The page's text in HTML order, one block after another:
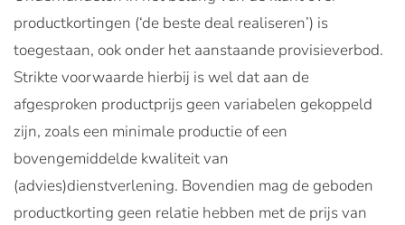
productkortingen (‘de beste deal realiseren’) is
toegestaan, ook onder het aanstaande provisieverbod.
Strikte voorwaarde hierbij is wel dat aan de
afgesproken productprijs geen variabelen gekoppeld
zijn, zoals een minimale productie of een
bovengemiddelde kwaliteit van
(advies)dienstverlening. Bovendien mag de geboden
productkorting geen relatie hebben met de prijs van